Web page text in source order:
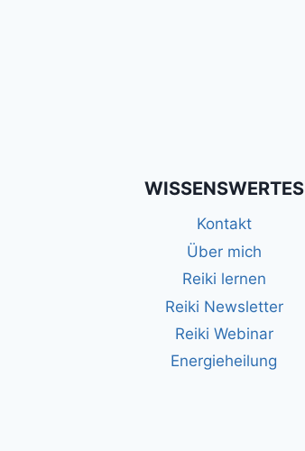
WISSENSWERTES
Kontakt
Über mich
Reiki lernen
Reiki Newsletter
Reiki Webinar
Energieheilung